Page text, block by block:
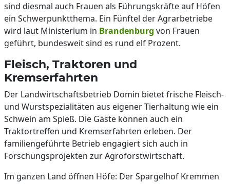
sind diesmal auch Frauen als Führungskräfte auf Höfen
ein Schwerpunktthema. Ein Fünftel der Agrarbetriebe
wird laut Ministerium in Brandenburg von Frauen
geführt, bundesweit sind es rund elf Prozent.
Fleisch, Traktoren und
Kremserfahrten
Der Landwirtschaftsbetrieb Domin bietet frische Fleisch-
und Wurstspezialitäten aus eigener Tierhaltung wie ein
Schwein am Spieß. Die Gäste können auch ein
Traktortreffen und Kremserfahrten erleben. Der
familiengeführte Betrieb engagiert sich auch in
Forschungsprojekten zur Agroforstwirtschaft.
Im ganzen Land öffnen Höfe: Der Spargelhof Kremmen